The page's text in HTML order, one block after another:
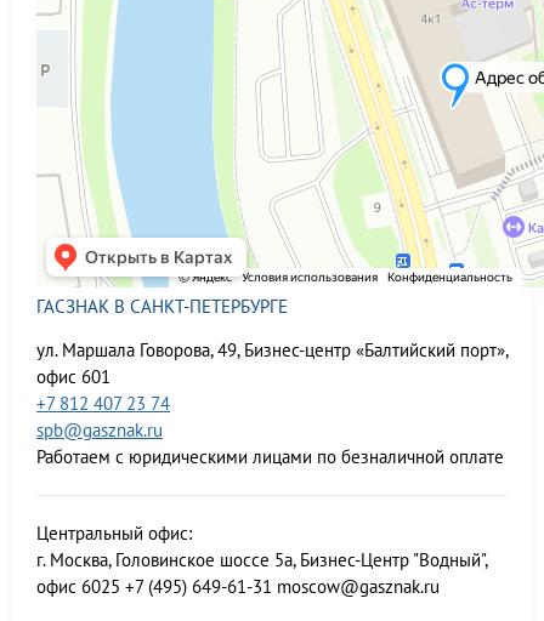
ГАСЗНАК В САНКТ-ПЕТЕРБУРГЕ
ул. Маршала Говорова, 49, Бизнес-центр «Балтийский порт»,
офис 601
+7 812 407 23 74
spb@gasznak.ru
Работаем с юридическими лицами по безналичной оплате
Центральный офис:
г. Москва, Головинское шоссе 5а, Бизнес-Центр "Водный",
офис 6025 +7 (495) 649-61-31 moscow@gasznak.ru